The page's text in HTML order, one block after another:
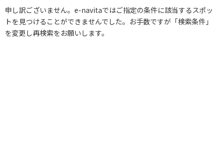
申し訳ございません。e-navitaではご指定の条件に該当するスポッ
トを見つけることができませんでした。お手数ですが「検索条件」
を変更し再検索をお願いします。